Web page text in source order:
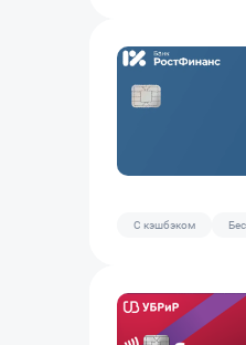
C кэшбэком